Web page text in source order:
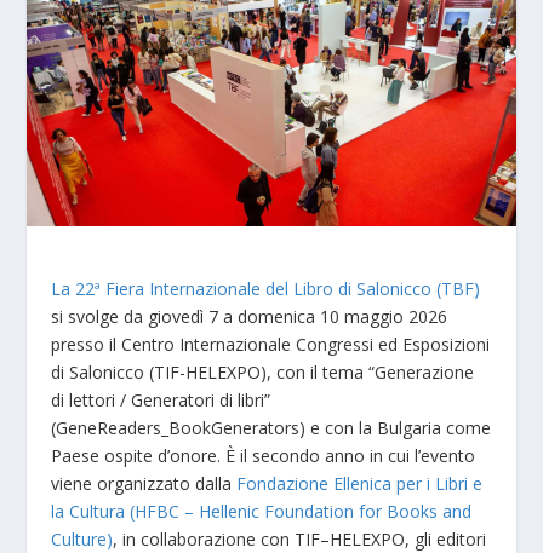
La 22ª Fiera Internazionale del Libro di Salonicco (TBF)
si svolge da giovedì 7 a domenica 10 maggio 2026
presso il Centro Internazionale Congressi ed Esposizioni
di Salonicco (TIF-HELEXPO), con il tema “Generazione
di lettori / Generatori di libri”
(GeneReaders_BookGenerators) e con la Bulgaria come
Paese ospite d’onore. È il secondo anno in cui l’evento
viene organizzato dalla Fondazione Ellenica per i Libri e
la Cultura (HFBC – Hellenic Foundation for Books and
Culture), in collaborazione con TIF–HELEXPO, gli editori